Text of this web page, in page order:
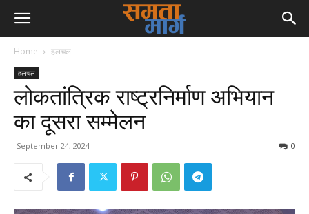
Home हलचल
हलचल
लोकतांत्रिक राष्ट्रनिर्माण अभियान
का दूसरा सम्मेलन
September 24, 2024 0